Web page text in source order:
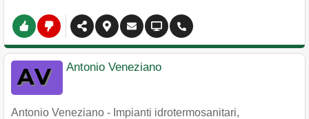
Antonio Veneziano
Antonio Veneziano - Impianti idrotermosanitari,